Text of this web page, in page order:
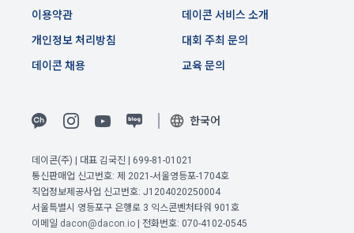
지할 수 있다. 만약, "회원"이 거부의사를 표시하지 않거나, 전항
에 따라 시행일 이후에 "서비스"를 이용하는 경우에는 동의한 것
1. 이 약관에서 규정하지 않은 사항에 관해서는 약관의규제등에
진등에관한법률, 전자상거래 등에서의 소비자보호에 관한 법률,
전자문서 및 전자거래기본법, 전자금융거래법, 전자서명법, 소
비자기본법 등의 관계법령에 따른다.
2. "회원"이 "회사"와 개별 계약을 체결하여 서비스를 이용하는
확인
2) 데이콘 인재풀 등록 시 수집하는 항목
필수 항목: 이름, 이메일, 핸드폰 번호, 경력, 신입/경력 해당 사항
여부, 사용 가능한 프로그래밍 언어 및 사용 경험, 프로젝트 또는
력, 개인 운영 사이트 링크(GitHub, Linkedin 등) ,영상, ppt
3) 모바일 서비스 이용 시 수집되는 항목
모바일 서비스의 특성상 단말기 모델 정보가 수집될 수 있으나,
이는 개인을 식별할 수 없는 형태입니다.
확인
확인
이용약관
개인정보 처리방침
대회 주최 문의
교육 문의
데이콘 서비스 소개
데이콘 채용
한국어
데이콘(주) | 대표 김국진 | 699-81-01021
통신판매업 신고번호: 제 2021-서울영등포-1704호
직업정보제공사업 신고번호: J1204020250004
서울특별시 영등포구 은행로 3 익스콘벤처타워 901호
이메일 dacon@dacon.io | 전화번호: 070-4102-0545